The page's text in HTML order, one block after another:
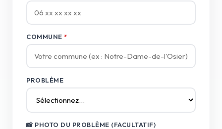
COMMUNE *
PROBLÈME
📸 PHOTO DU PROBLÈME (FACULTATIF)